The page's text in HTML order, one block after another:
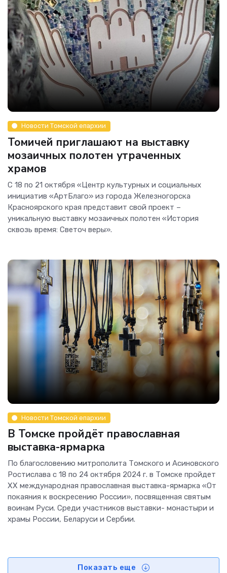
Новости Томской епархии
Томичей приглашают на выставку
мозаичных полотен утраченных
храмов
С 18 по 21 октября «Центр культурных и социальных
инициатив «АртБлаго» из города Железногорска
Красноярского края представит свой проект –
уникальную выставку мозаичных полотен «История
сквозь время: Светоч веры».
Новости Томской епархии
В Томске пройдёт православная
выставка-ярмарка
По благословению митрополита Томского и Асиновского
Ростислава с 18 по 24 октября 2024 г. в Томске пройдет
XX международная православная выставка-ярмарка «От
покаяния к воскресению России», посвященная святым
воинам Руси. Среди участников выставки- монастыри и
храмы России, Беларуси и Сербии.
Показать еще